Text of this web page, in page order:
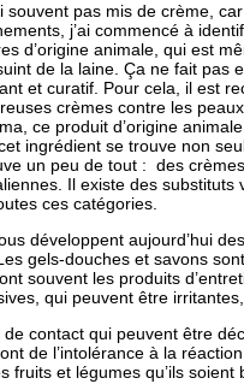
souvent pas mis de crème,
j’ai commencé à
d’origine animale, qui est
de la laine. Ça ne fait pas
et curatif. Pour cela, il est
crèmes contre les
ce produit d’origine
ingrédient se trouve non
un peu de tout : des
Il existe des
ces catégories.
développent aujourd’hui
gels-douches et savons
souvent les produits
qui peuvent être
de contact qui peuvent être
de l’intolérance à la
fruits et légumes qu’ils